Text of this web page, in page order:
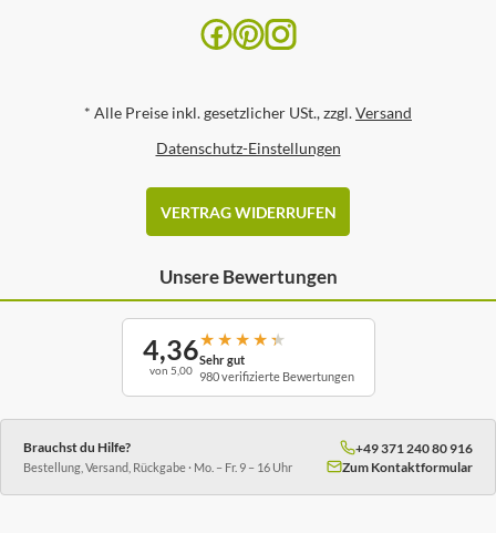
* Alle Preise inkl. gesetzlicher USt., zzgl.Versand
Datenschutz-Einstellungen
VERTRAG WIDERRUFEN
Unsere Bewertungen
4,36
von 5,00
★ ★ ★ ★ ★
Sehr gut
980 verifizierte Bewertungen
Brauchst du Hilfe?
Bestellung, Versand, Rückgabe · Mo. – Fr. 9 – 16 Uhr
+49 371 240 80 916
Zum Kontaktformular